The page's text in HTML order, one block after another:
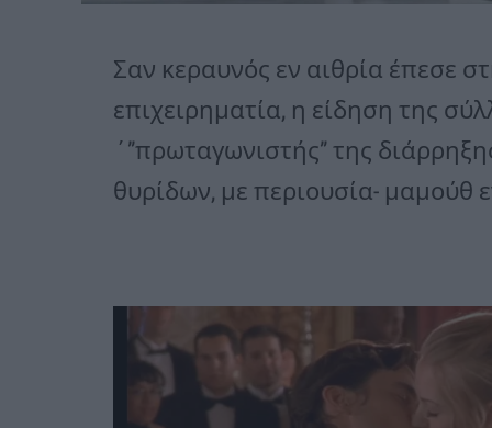
Σαν κεραυνός εν αιθρία έπεσε
επιχειρηματία, η είδηση της
΄”πρωταγωνιστής” της
θυρίδων, με περιουσία- μαμούθ